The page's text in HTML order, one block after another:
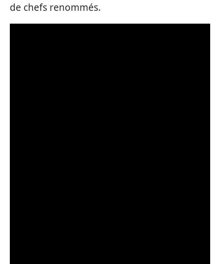
de chefs renommés.